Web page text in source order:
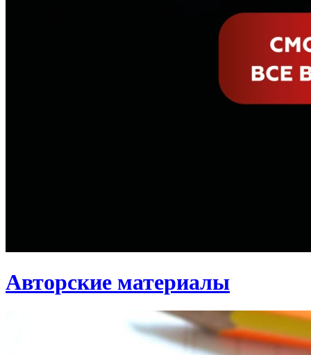
Авторские материалы